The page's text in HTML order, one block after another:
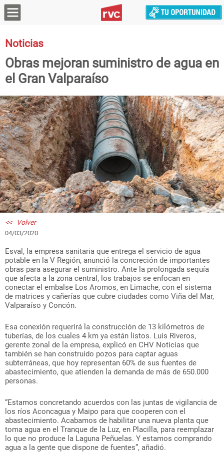
Noticias
Obras mejoran suministro de agua en
el Gran Valparaíso
<< Volver
04/03/2020
Esval, la empresa sanitaria que entrega el servicio de agua
potable en la V Región, anunció la concreción de importantes
obras para asegurar el suministro. Ante la prolongada sequía
que afecta a la zona central, los trabajos se enfocan en
conectar el embalse Los Aromos, en Limache, con el sistema
de matrices y cañerías que cubre ciudades como Viña del Mar,
Valparaíso y Concón.
Esa conexión requerirá la construcción de 13 kilómetros de
tuberías, de los cuales 4 km ya están listos. Luis Riveros,
gerente zonal de la empresa, explicó en CHV Noticias que
también se han construido pozos para captar aguas
subterráneas, que hoy representan 60% de sus fuentes de
abastecimiento, que atienden la demanda de más de 650.000
personas.
“Estamos concretando acuerdos con las juntas de vigilancia de
los ríos Aconcagua y Maipo para que cooperen con el
abastecimiento. Acabamos de habilitar una nueva planta que
toma agua en el Tranque de la Luz, en Placilla, para reemplazar
lo que no produce la Laguna Peñuelas. Y estamos comprando
agua a la gente que dispone de fuentes”, añadió.